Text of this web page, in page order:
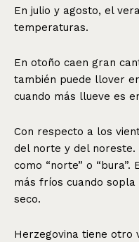
En julio y agosto, el
temperaturas.
En otoño caen gran
también puede llover
cuando más llueve es
Con respecto a los
del norte y del noreste.
como “norte” o “bura”.
más fríos cuando
seco.
Herzegovina tiene otro